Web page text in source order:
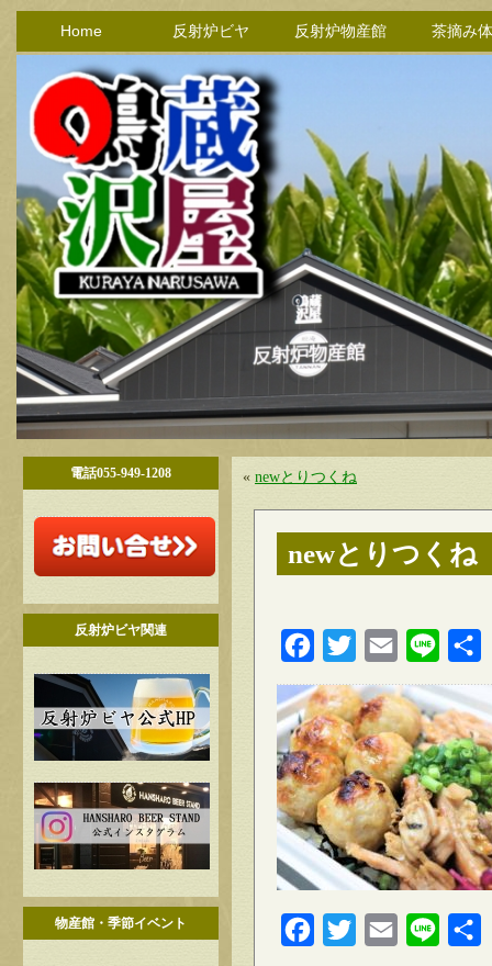
Home 反射炉ビヤ 反射炉物産館 茶摘み
電話055-949-1208
反射炉ビヤ関連
物産館・季節イベント
« newとりつくね
newとりつくね
FacebookTwitter Email Line
FacebookTwitter Email Line